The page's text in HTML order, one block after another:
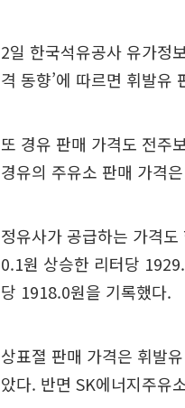
2일 한국석유공사 유가정
격 동향’에 따르면 휘발
또 경유 판매 가격도 전주
경유의 주유소 판매 가격
정유사가 공급하는 가격
0.1원 상승한 리터당
당 1918.0원을 기록했다.
상표졀 판매 가격은 휘발
았다. 반면 SK에너지주유